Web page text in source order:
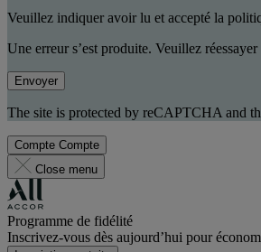
Veuillez indiquer avoir lu et accepté la
Une erreur s’est produite. Veuillez
Envoyer
The site is protected by reCAPTCHA and
Compte Compte
Close menu
Programme de fidélité
Inscrivez-vous dès aujourd’hui pour